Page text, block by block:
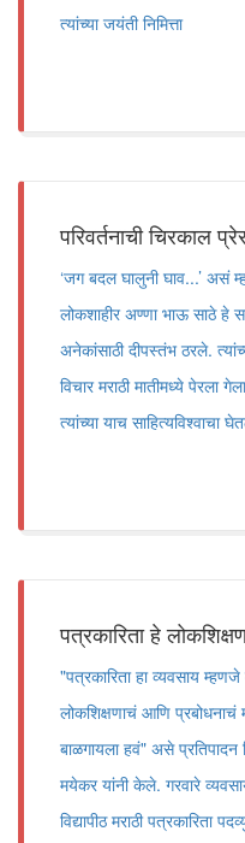
त्यांच्या जयंती निमित्ता
परिवर्तनाची चिरकाल
‘जग बदल घालुनी घाव...’ असं
लोकशाहीर अण्णा भाऊ साठे हे
अनेकांसाठी दीपस्तंभ ठरले.
विचार मराठी मातीमध्ये पेरला
त्यांच्या याच साहित्यविश्वाचा
पत्रकारिता हे
"पत्रकारिता हा व्यवसाय
लोकशिक्षणाचं आणि प्रबोधनाचं
बाळगायला हवं" असे प्रतिपादन
मयेकर यांनी केले. गरवारे
विद्यापीठ मराठी पत्रकारिता